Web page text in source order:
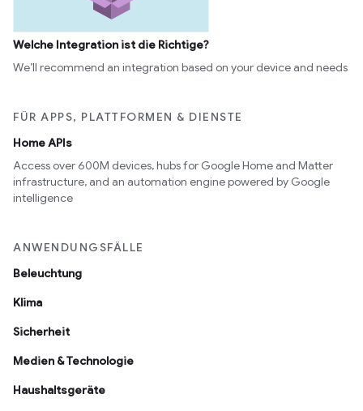
Welche Integration ist die Richtige?
We’ll recommend an integration based on your device and needs
FÜR APPS, PLATTFORMEN & DIENSTE
Home APIs
Access over 600M devices, hubs for Google Home and Matter
infrastructure, and an automation engine powered by Google
intelligence
ANWENDUNGSFÄLLE
Beleuchtung
Klima
Sicherheit
Medien & Technologie
Haushaltsgeräte